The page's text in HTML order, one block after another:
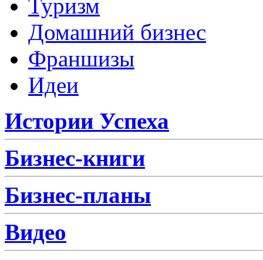
Туризм
Домашний бизнес
Франшизы
Идеи
Истории Успеха
Бизнес-книги
Бизнес-планы
Видео